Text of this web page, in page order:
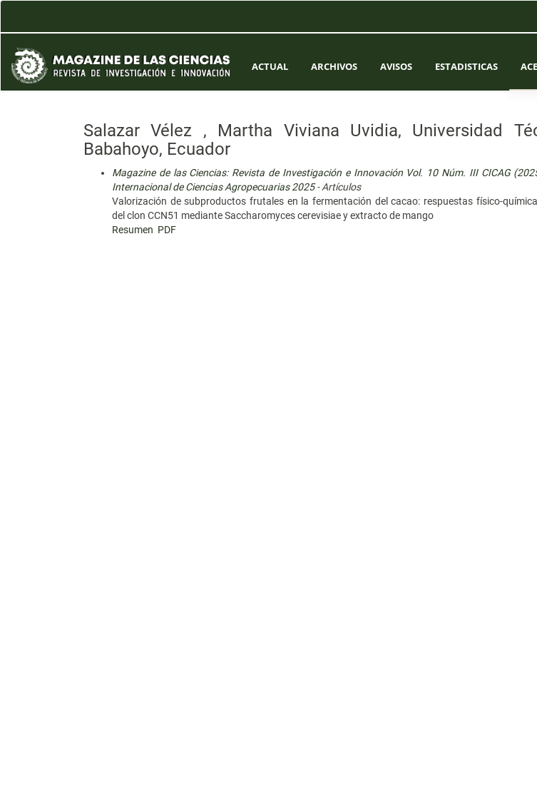
Contenido
principal
Barra
lateral
ACTUAL ARCHIVOS AVISOS ESTADISTICAS
Salazar Vélez , Martha Viviana Uvidia, Universidad
Babahoyo, Ecuador
Magazine de las Ciencias: Revista de Investigación e Innovación Vol. 10 Núm. III CICAG
Internacional de Ciencias Agropecuarias 2025- Artículos
Valorización de subproductos frutales en la fermentación del cacao: respuestas físico-
del clon CCN51 mediante Saccharomyces cerevisiae y extracto de mango
Resumen PDF